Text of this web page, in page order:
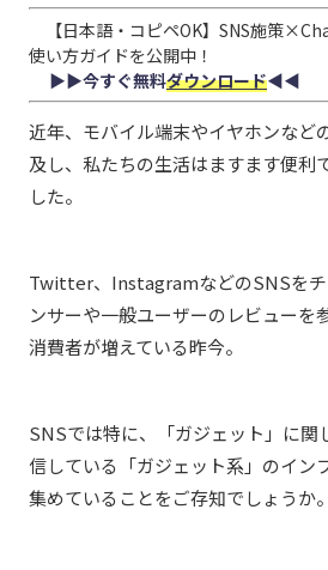
【日本語・コピペOK】SNS施策
使い方ガイドを公開中！
▶︎▶︎今すぐ無料ダウンロード◀︎◀︎
近年、モバイル端末やイヤホンなど
及し、私たちの生活はますます便利
した。
Twitter、InstagramなどのSNSをチ
ンサーや一般ユーザーのレビューを
消費者が増えている昨今。
SNSでは特に、「ガジェット」に関
信している「ガジェット系」のイン
集めていることをご存知でしょうか。